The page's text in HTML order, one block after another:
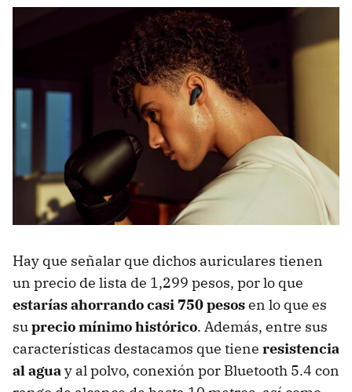
Hay que señalar que dichos auriculares tienen
un precio de lista de 1,299 pesos, por lo que
estarías ahorrando casi 750 pesosen lo que es
suprecio mínimo histórico. Además, entre sus
características destacamos que tiene resistencia
al aguay al polvo, conexión por Bluetooth 5.4 con